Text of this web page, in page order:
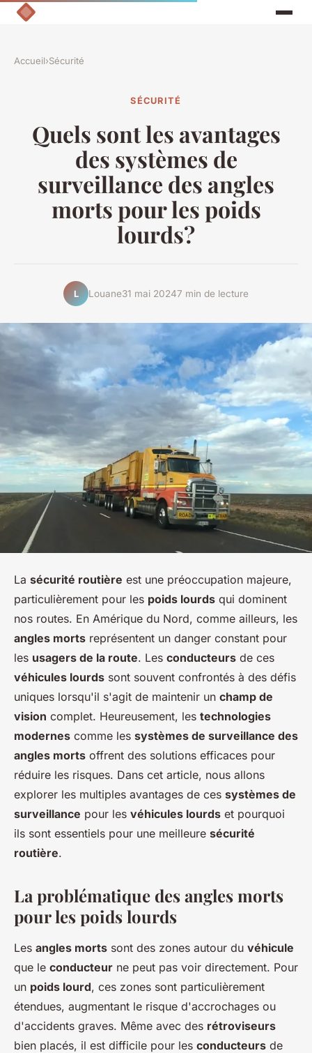
Accueil›Sécurité
SÉCURITÉ
Quels sont les avantages
des systèmes de
surveillance des angles
morts pour les poids
lourds?
L Louane31 mai 20247 min de lecture
La sécurité routière est une préoccupation majeure,
particulièrement pour les poids lourds qui dominent
nos routes. En Amérique du Nord, comme ailleurs, les
angles morts représentent un danger constant pour
les usagers de la route. Les conducteurs de ces
véhicules lourds sont souvent confrontés à des défis
uniques lorsqu'il s'agit de maintenir un champ de
vision complet. Heureusement, les technologies
modernes comme les systèmes de surveillance des
angles morts offrent des solutions efficaces pour
réduire les risques. Dans cet article, nous allons
explorer les multiples avantages de ces systèmes de
surveillance pour les véhicules lourds et pourquoi
ils sont essentiels pour une meilleure sécurité
routière.
La problématique des angles morts
pour les poids lourds
Les angles morts sont des zones autour du véhicule
que le conducteur ne peut pas voir directement. Pour
un poids lourd, ces zones sont particulièrement
étendues, augmentant le risque d'accrochages ou
d'accidents graves. Même avec des rétroviseurs
bien placés, il est difficile pour les conducteurs de